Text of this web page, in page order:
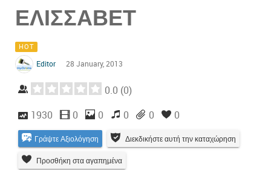
ΕΛΙΣΣΑΒΕΤ
HOT
Editor 28 January, 2013
0.0 (0)
1930 0 0 0 0 0
Γράψτε Αξιολόγηση Διεκδικήστε αυτή την καταχώρηση
Προσθήκη στα αγαπημένα